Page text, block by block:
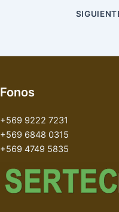
Fonos
+569 9222 7231
+569 6848 0315
+569 4749 5835